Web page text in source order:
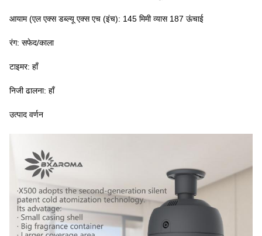
आयाम (एल एक्स डब्ल्यू एक्स एच (इंच): 145 मिमी व्यास 187 ऊंचाई
रंग: सफेद/काला
टाइमर: हाँ
निजी ढालना: हाँ
उत्पाद वर्णन